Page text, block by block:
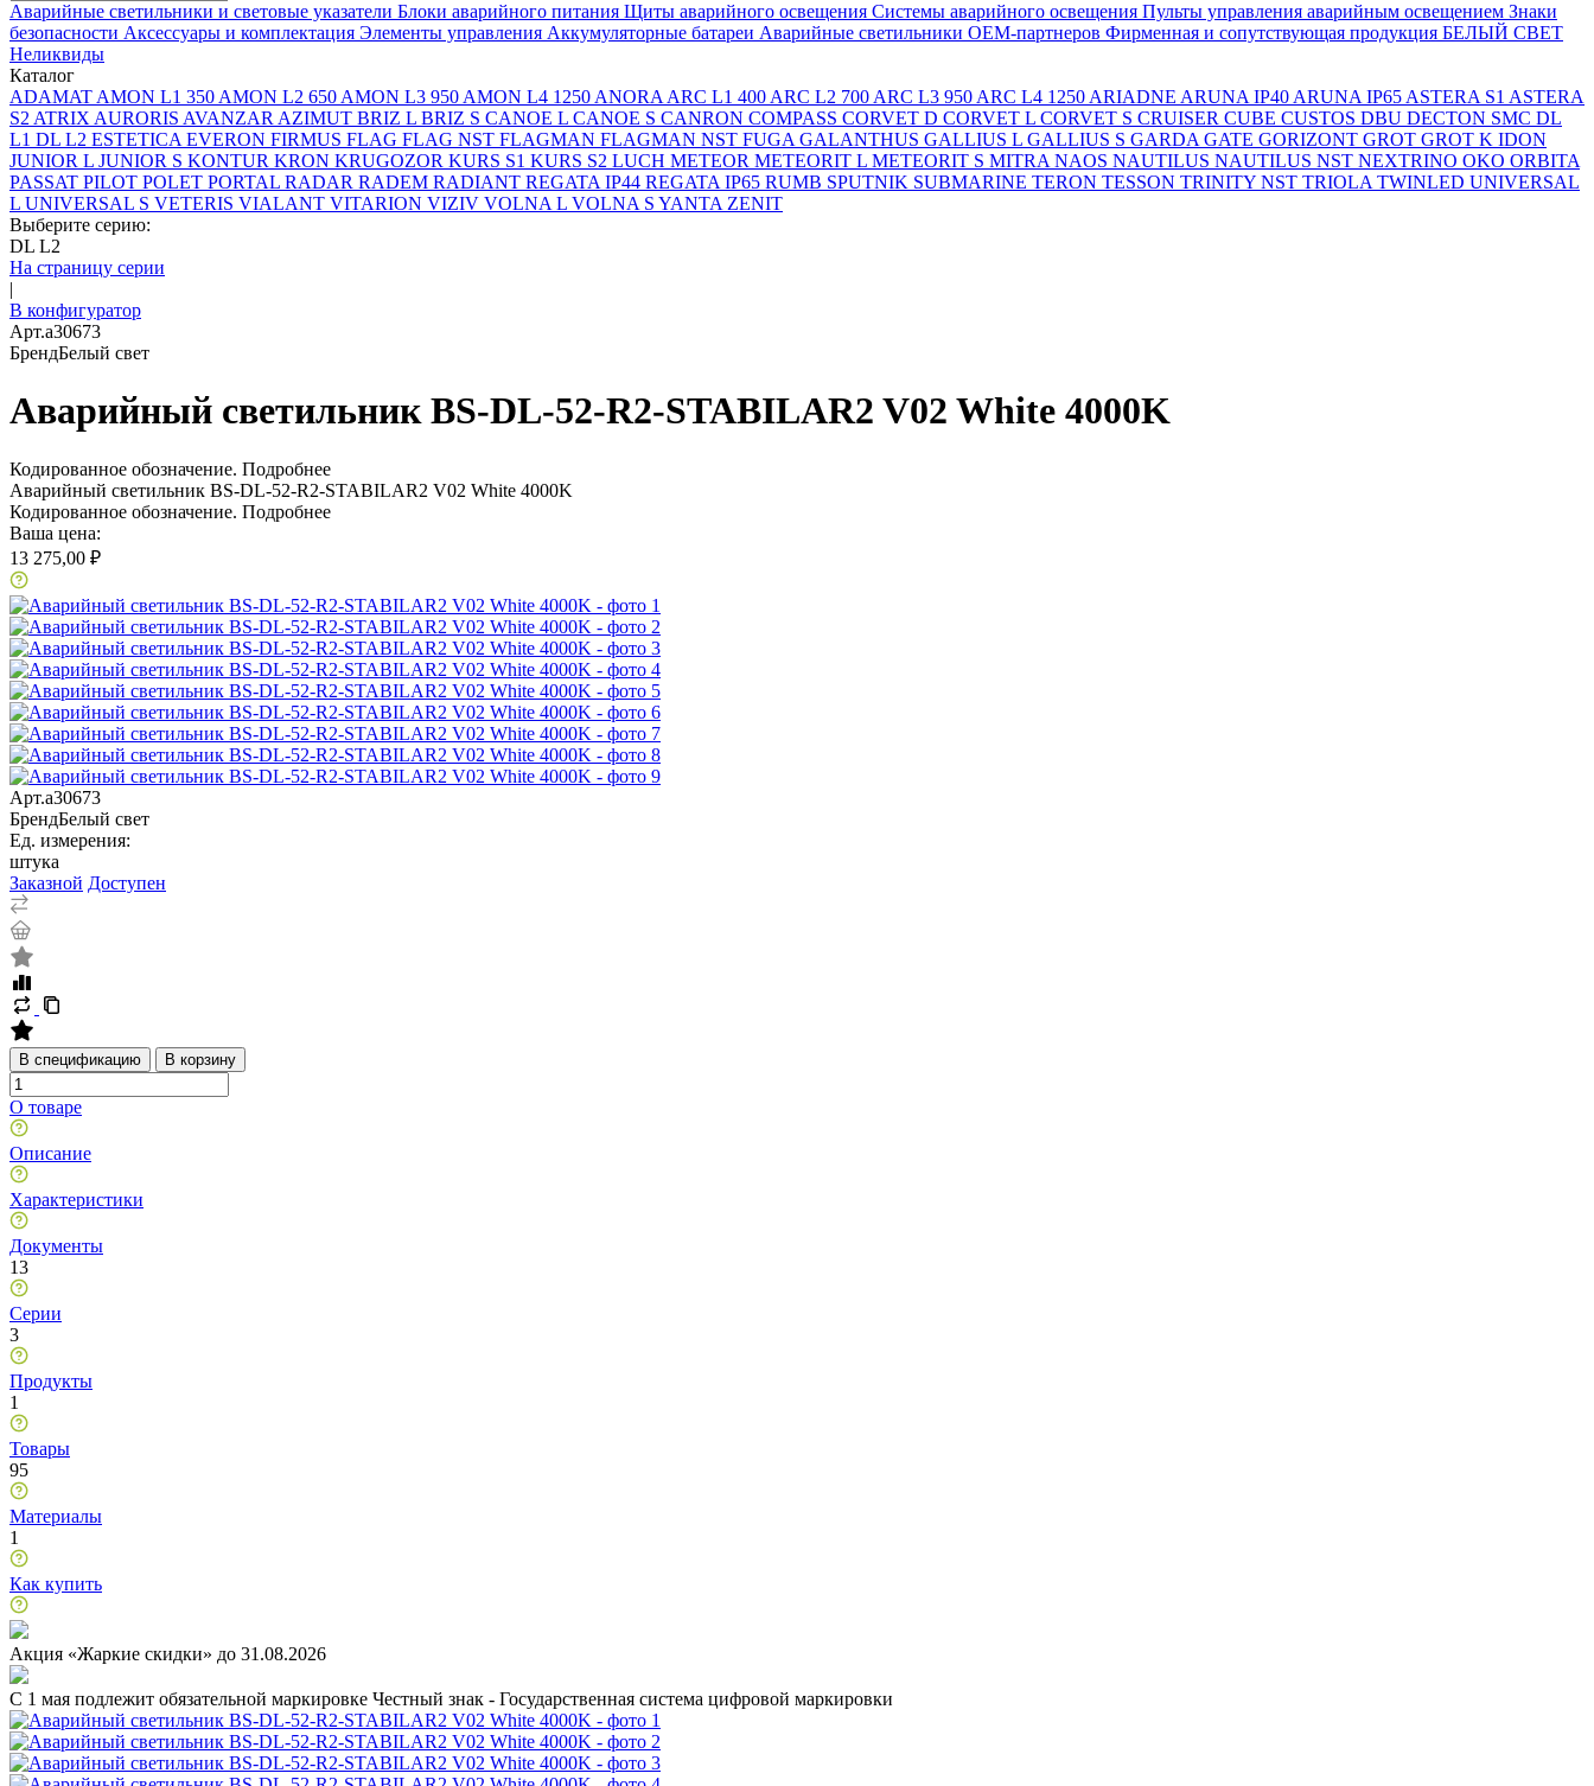
Аварийные светильники и световые указатели Блоки аварийного питания Щиты аварийного освещения Системы аварийного освещения Пульты управления аварийным освещением Знаки
безопасности Аксессуары и комплектация Элементы управления Аккумуляторные батареи Аварийные светильники ОЕМ-партнеров Фирменная и сопутствующая продукция БЕЛЫЙ СВЕТ
Неликвиды
Каталог
ADAMAT AMON L1 350 AMON L2 650 AMON L3 950 AMON L4 1250 ANORA ARC L1 400 ARC L2 700 ARC L3 950 ARC L4 1250 ARIADNE ARUNA IP40 ARUNA IP65 ASTERA S1 ASTERA
S2 ATRIX AURORIS AVANZAR AZIMUT BRIZ L BRIZ S CANOE L CANOE S CANRON COMPASS CORVET D CORVET L CORVET S CRUISER CUBE CUSTOS DBU DECTON SMC DL
L1 DL L2 ESTETICA EVERON FIRMUS FLAG FLAG NST FLAGMAN FLAGMAN NST FUGA GALANTHUS GALLIUS L GALLIUS S GARDA GATE GORIZONT GROT GROT K IDON
JUNIOR L JUNIOR S KONTUR KRON KRUGOZOR KURS S1 KURS S2 LUCH METEOR METEORIT L METEORIT S MITRA NAOS NAUTILUS NAUTILUS NST NEXTRINO OKO ORBITA
PASSAT PILOT POLET PORTAL RADAR RADEM RADIANT REGATA IP44 REGATA IP65 RUMB SPUTNIK SUBMARINE TERON TESSON TRINITY NST TRIOLA TWINLED UNIVERSAL
L UNIVERSAL S VETERIS VIALANT VITARION VIZIV VOLNA L VOLNA S YANTA ZENIT
Выберите серию:
DL L2
На страницу серии
|
В конфигуратор
Арт.a30673
БрендБелый свет
Аварийный светильник BS-DL-52-R2-STABILAR2 V02 White 4000K
Кодированное обозначение. Подробнее
Аварийный светильник BS-DL-52-R2-STABILAR2 V02 White 4000K
Кодированное обозначение. Подробнее
Ваша цена:
13 275,00 ₽
Арт.a30673
БрендБелый свет
Ед. измерения:
штука
Заказной Доступен
В спецификацию В корзину
О товаре
Описание
Характеристики
Документы
13
Серии
3
Продукты
1
Товары
95
Материалы
1
Как купить
Акция «Жаркие скидки» до 31.08.2026
C 1 мая подлежит обязательной маркировке Честный знак - Государственная система цифровой маркировки